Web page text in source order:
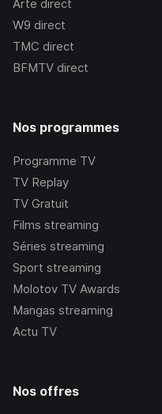
Arte direct
W9 direct
TMC direct
BFMTV direct
Nos programmes
Programme TV
TV Replay
TV Gratuit
Films streaming
Séries streaming
Sport streaming
Molotov TV Awards
Mangas streaming
Actu TV
Nos offres